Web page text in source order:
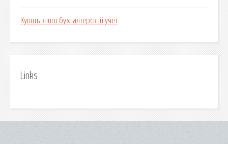
Купить книги бухгалтерский учет
Links